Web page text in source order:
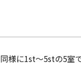
様に1st～5stの5